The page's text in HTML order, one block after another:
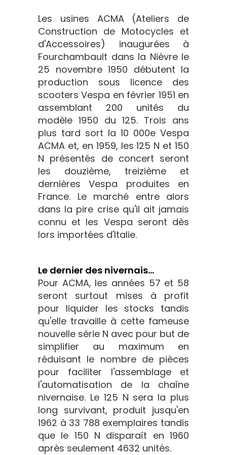
Les usines ACMA (Ateliers de
Construction de Motocycles et
d'Accessoires) inaugurées à
Fourchambault dans la Nièvre le
25 novembre 1950 débutent la
production sous licence des
scooters Vespa en février 1951 en
assemblant 200 unités du
modèle 1950 du 125. Trois ans
plus tard sort la 10 000e Vespa
ACMA et, en 1959, les 125 N et 150
N présentés de concert seront
les douzième, treizième et
dernières Vespa produites en
France. Le marché entre alors
dans la pire crise qu'il ait jamais
connu et les Vespa seront dès
lors importées d'Italie.
Le dernier des nivernais...
Pour ACMA, les années 57 et 58
seront surtout mises à profit
pour liquider les stocks tandis
qu'elle travaille à cette fameuse
nouvelle série N avec pour but de
simplifier au maximum en
réduisant le nombre de pièces
pour faciliter l'assemblage et
l'automatisation de la chaîne
nivernaise. Le 125 N sera la plus
long survivant, produit jusqu'en
1962 à 33 788 exemplaires tandis
que le 150 N disparaît en 1960
après seulement 4632 unités.